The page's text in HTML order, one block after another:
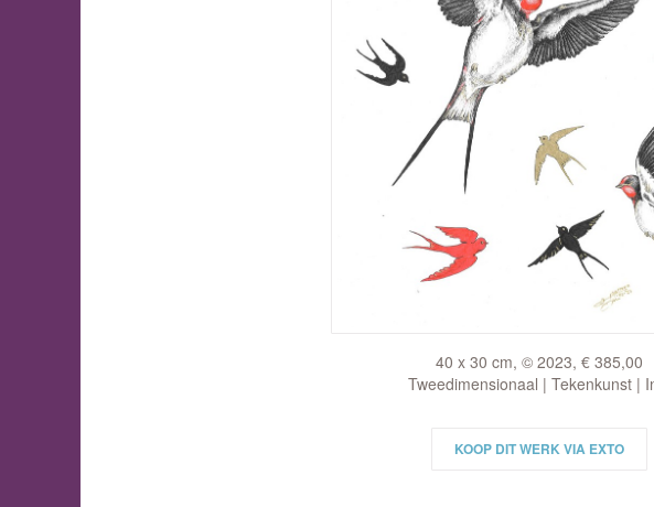
40 x 30 cm, © 2023, € 385,00
Tweedimensionaal | Tekenkunst |
KOOP DIT WERK VIA EXTO